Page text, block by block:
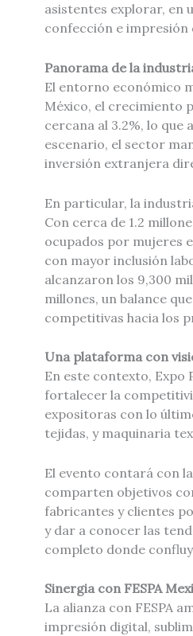
asistentes explorar, en
confección e impresión
Panorama de la
El entorno económico
México, el crecimiento
cercana al 3.2%, lo que
escenario, el sector
inversión extranjera
En particular, la
Con cerca de 1.2
ocupados por mujeres
con mayor inclusión
alcanzaron los 9,300
millones, un balance
competitivas hacia los
Una plataforma con
En este contexto, Expo
fortalecer la
expositoras con lo
tejidas, y maquinaria
El evento contará con
comparten objetivos
fabricantes y clientes
y dar a conocer las
completo donde
Sinergia con FESPA
La alianza con FESPA
impresión digital,